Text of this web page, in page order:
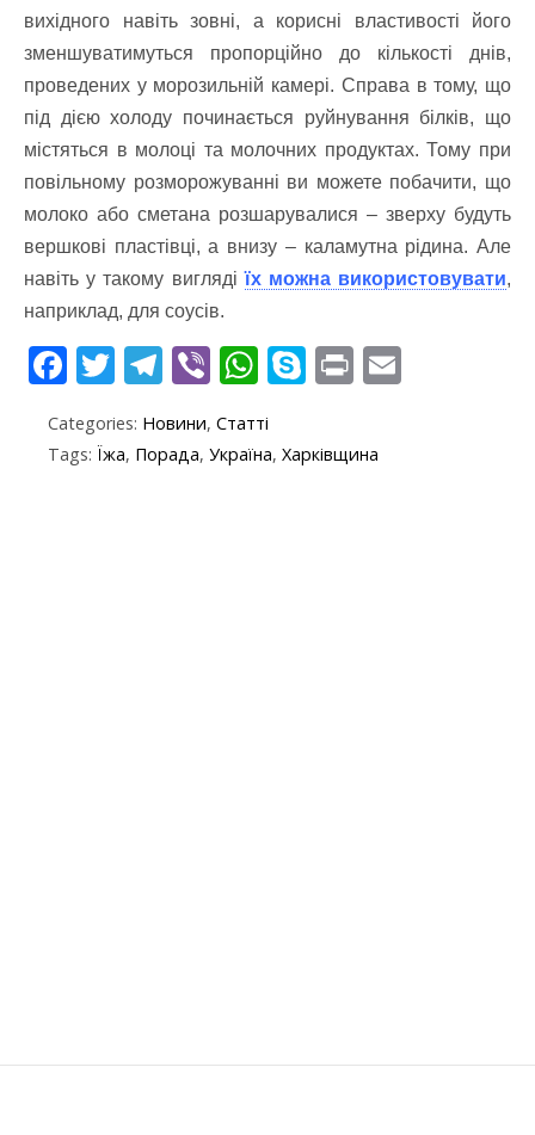
вихідного навіть зовні, а корисні властивості його
зменшуватимуться пропорційно до кількості днів,
проведених у морозильній камері. Справа в тому, що
під дією холоду починається руйнування білків, що
містяться в молоці та молочних продуктах. Тому при
повільному розморожуванні ви можете побачити, що
молоко або сметана розшарувалися – зверху будуть
вершкові пластівці, а внизу – каламутна рідина. Але
навіть у такому виглядіїх можна використовувати,
наприклад, для соусів.
F
e
b
T
itt
er
T
e
gr
Vi
er
W
at
s
S
y
Pr
t
Categories: Новини, Статті
Tags: Їжа, Порада, Україна, Харківщина